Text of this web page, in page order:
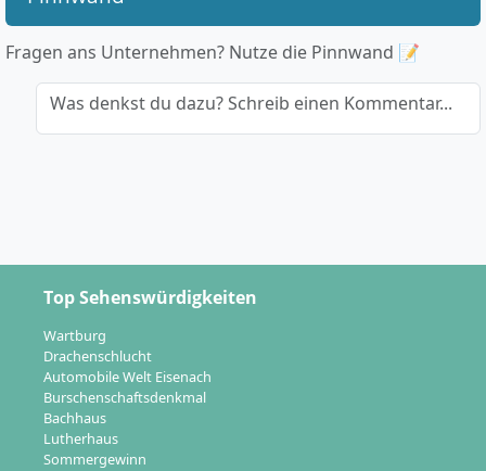
Fragen ans Unternehmen? Nutze die Pinnwand 📝
Was denkst du dazu? Schreib einen Kommentar...
Top Sehenswürdigkeiten
Wartburg
Drachenschlucht
Automobile Welt Eisenach
Burschenschaftsdenkmal
Bachhaus
Lutherhaus
Sommergewinn